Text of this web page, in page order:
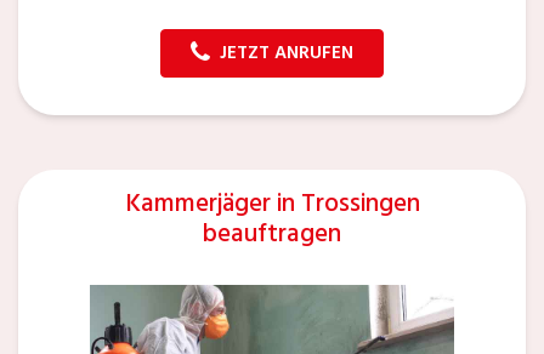
JETZT ANRUFEN
Kammerjäger in Trossingen
beauftragen